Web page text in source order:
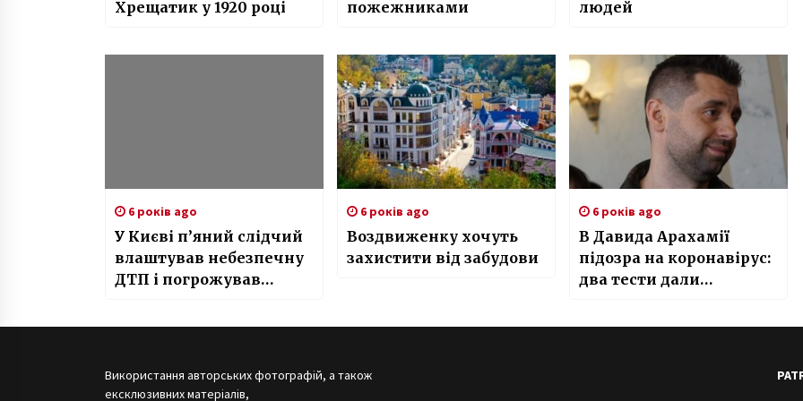
Хрещатик у 1920 році
пожежниками
людей
6 років ago
У Києві п’яний слідчий
влаштував небезпечну
ДТП і погрожував
6 років ago
Воздвиженку хочуть
захистити від забудови
6 років ago
В Давида Арахамії
підозра на коронавірус:
два тести дали
результат
Використання авторських фотографій, а також
ексклюзивних матеріалів,